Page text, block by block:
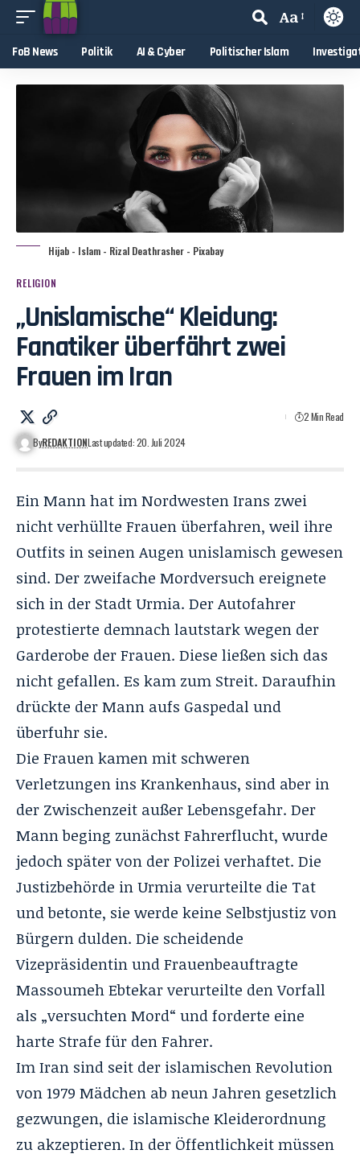
Aa
FoB News Politik AI & Cyber Politischer Islam
Hijab - Islam - Rizal Deathrasher - Pixabay
RELIGION
„Unislamische“ Kleidung:
Fanatiker überfährt zwei
Frauen im Iran
ByREDAKTIONLast updated: 20. Juli 2024
2 Min Read
Ein Mann hat im Nordwesten Irans zwei
nicht verhüllte Frauen überfahren, weil ihre
Outfits in seinen Augen unislamisch gewesen
sind. Der zweifache Mordversuch ereignete
sich in der Stadt Urmia. Der Autofahrer
protestierte demnach lautstark wegen der
Garderobe der Frauen. Diese ließen sich das
nicht gefallen. Es kam zum Streit. Daraufhin
drückte der Mann aufs Gaspedal und
überfuhr sie.
Die Frauen kamen mit schweren
Verletzungen ins Krankenhaus, sind aber in
der Zwischenzeit außer Lebensgefahr. Der
Mann beging zunächst Fahrerflucht, wurde
jedoch später von der Polizei verhaftet. Die
Justizbehörde in Urmia verurteilte die Tat
und betonte, sie werde keine Selbstjustiz von
Bürgern dulden. Die scheidende
Vizepräsidentin und Frauenbeauftragte
Massoumeh Ebtekar verurteilte den Vorfall
als „versuchten Mord“ und forderte eine
harte Strafe für den Fahrer.
Im Iran sind seit der islamischen Revolution
von 1979 Mädchen ab neun Jahren gesetzlich
gezwungen, die islamische Kleiderordnung
zu akzeptieren. In der Öffentlichkeit müssen